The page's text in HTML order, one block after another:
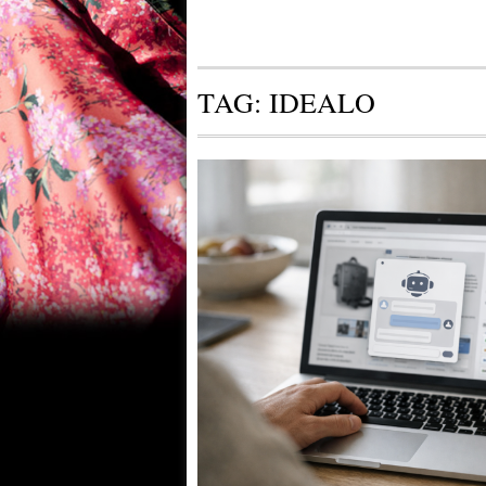
TAG: IDEALO